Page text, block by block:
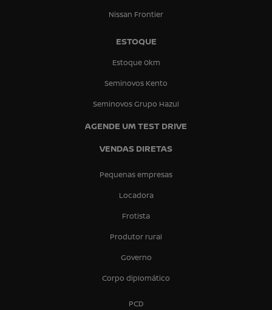
Nissan Frontier
ESTOQUE
Estoque 0km
Seminovos Kento
Seminovos Grupo Hazul
AGENDE UM TEST DRIVE
VENDAS DIRETAS
Pequenas empresas
Locadora
Frotista
Produtor rural
Governo
Corpo diplomático
PCD